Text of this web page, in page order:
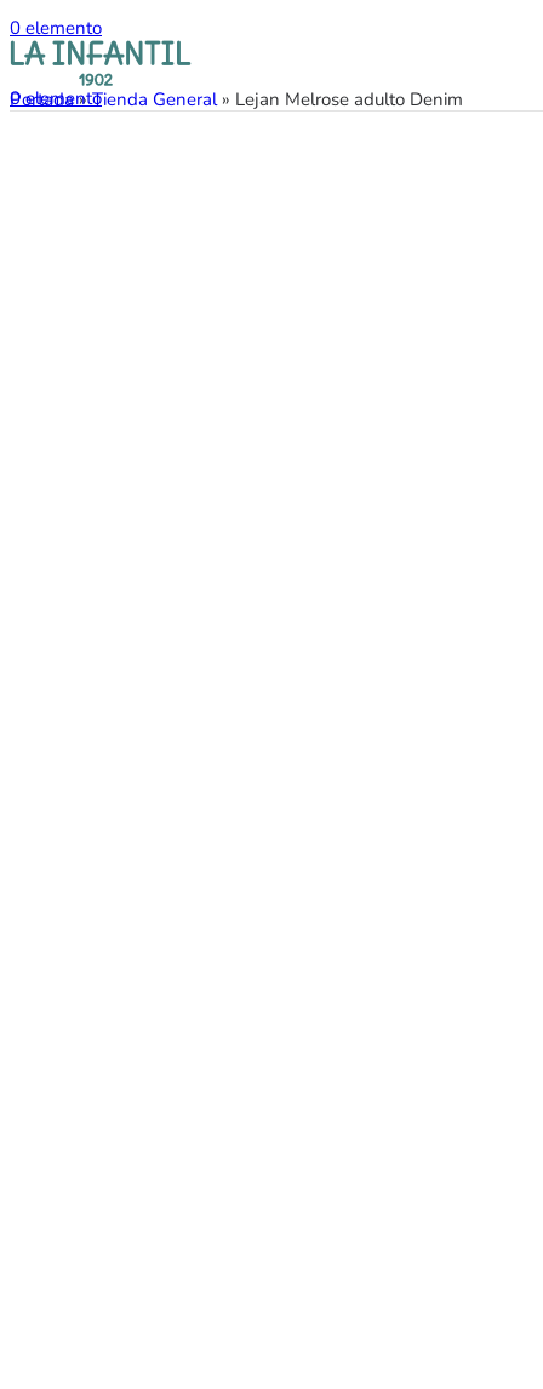
0 elemento
0elemento
Portada»Tienda General» Lejan Melrose adulto Denim